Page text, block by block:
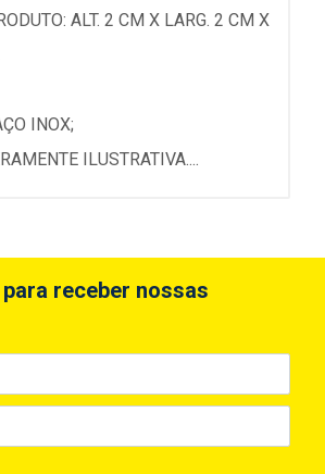
ALT. 2 CM X LARG. 2 CM X
INOX;
ILUSTRATIVA....
receber nossas